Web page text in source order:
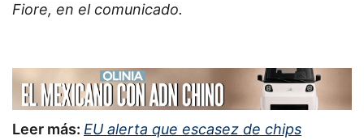
Fiore, en el comunicado.
Leer más: EU alerta que escasez de chips